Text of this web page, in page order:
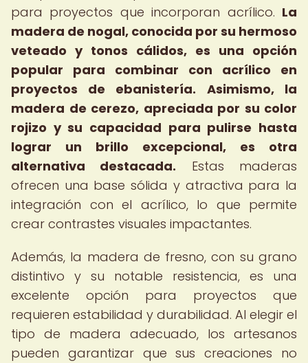
para proyectos que incorporan acrílico. La
madera de nogal, conocida por su hermoso
veteado y tonos cálidos, es una opción
popular para combinar con acrílico en
proyectos de ebanistería.
Asimismo, la
madera de cerezo, apreciada por su color
rojizo y su capacidad para pulirse hasta
lograr un brillo excepcional, es otra
alternativa destacada. Estas maderas
ofrecen una base sólida y atractiva para la
integración con el acrílico, lo que permite
crear contrastes visuales impactantes.
Además, la madera de fresno, con su grano
distintivo y su notable resistencia, es una
excelente opción para proyectos que
requieren estabilidad y durabilidad. Al elegir el
tipo de madera adecuado, los artesanos
pueden garantizar que sus creaciones no